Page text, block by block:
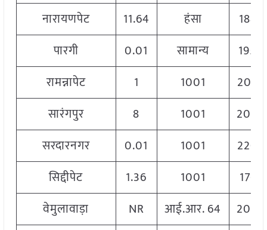
नारायणपेट
11.64 हंसा
1888
पारगी
0.01 सामान्य
1950
रामन्नापेट
1 1001
2060
सारंगपुर
8 1001
2040
सरदारनगर
0.01 1001
2200
सिद्दीपेट
1.36 1001
1766
वेमुलावाड़ा
NR आई.आर. 64
2040